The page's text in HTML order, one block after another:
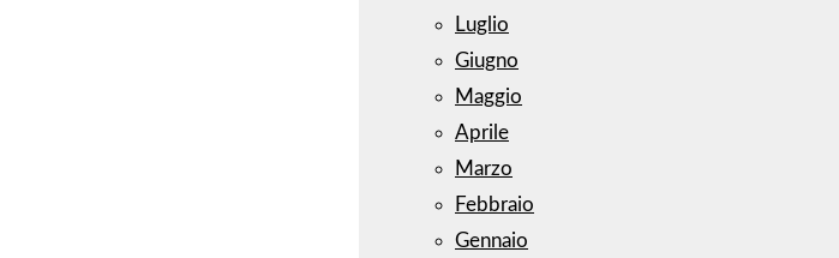
Luglio
Giugno
Maggio
Aprile
Marzo
Febbraio
Gennaio